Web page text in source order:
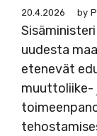
20.4.2026 by
uudesta
etenevät
muuttoliike-